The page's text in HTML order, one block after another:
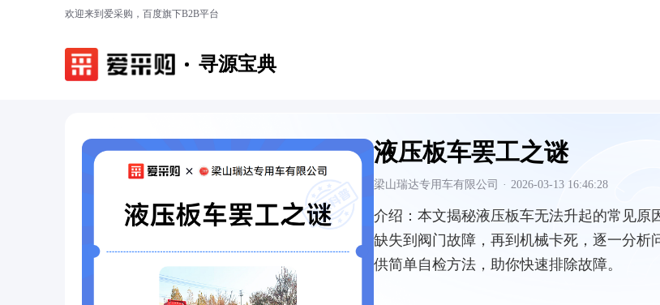
欢迎来到爱采购，百度旗下B2B平台
寻源宝典
液压板车罢工之谜
梁山瑞达专用车有限公司 · 2026-03-13 16:46:28
介绍： 本文揭秘液压板车无法升起的常见原
缺失到阀门故障，再到机械卡死，逐一分析
供简单自检方法，助你快速排除故障。